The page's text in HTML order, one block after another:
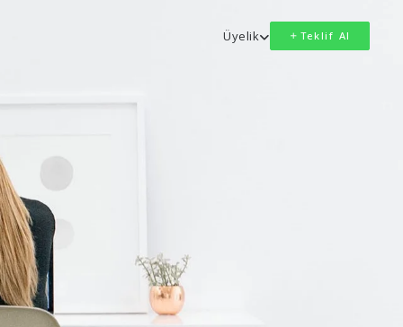
Üyelik Teklif Al